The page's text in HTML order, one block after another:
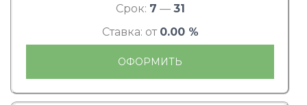
Срок: 7 — 31
Ставка: от 0.00 %
ОФОРМИТЬ